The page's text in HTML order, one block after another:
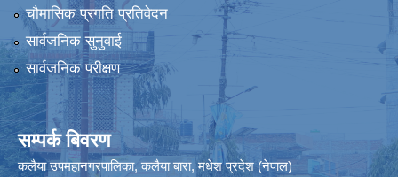
चौमासिक प्रगति प्रतिवेदन
सार्वजनिक सुनुवाई
सार्वजनिक परीक्षण
सम्पर्क बिवरण
कलैया उपमहानगरपालिका, कलैया बारा, मधेश प्रदेश (नेपाल)